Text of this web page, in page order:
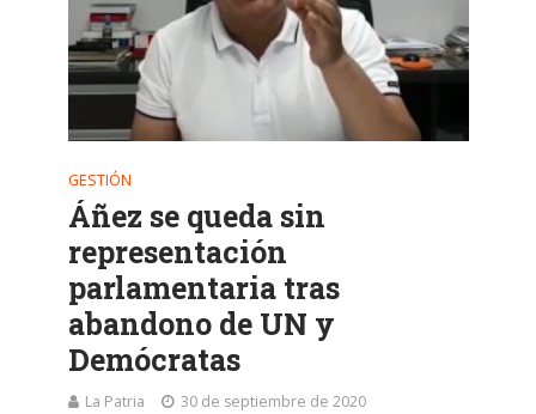
GESTIÓN
Áñez se queda sin
representación
parlamentaria tras
abandono de UN y
Demócratas
La Patria 30 de septiembre de 2020